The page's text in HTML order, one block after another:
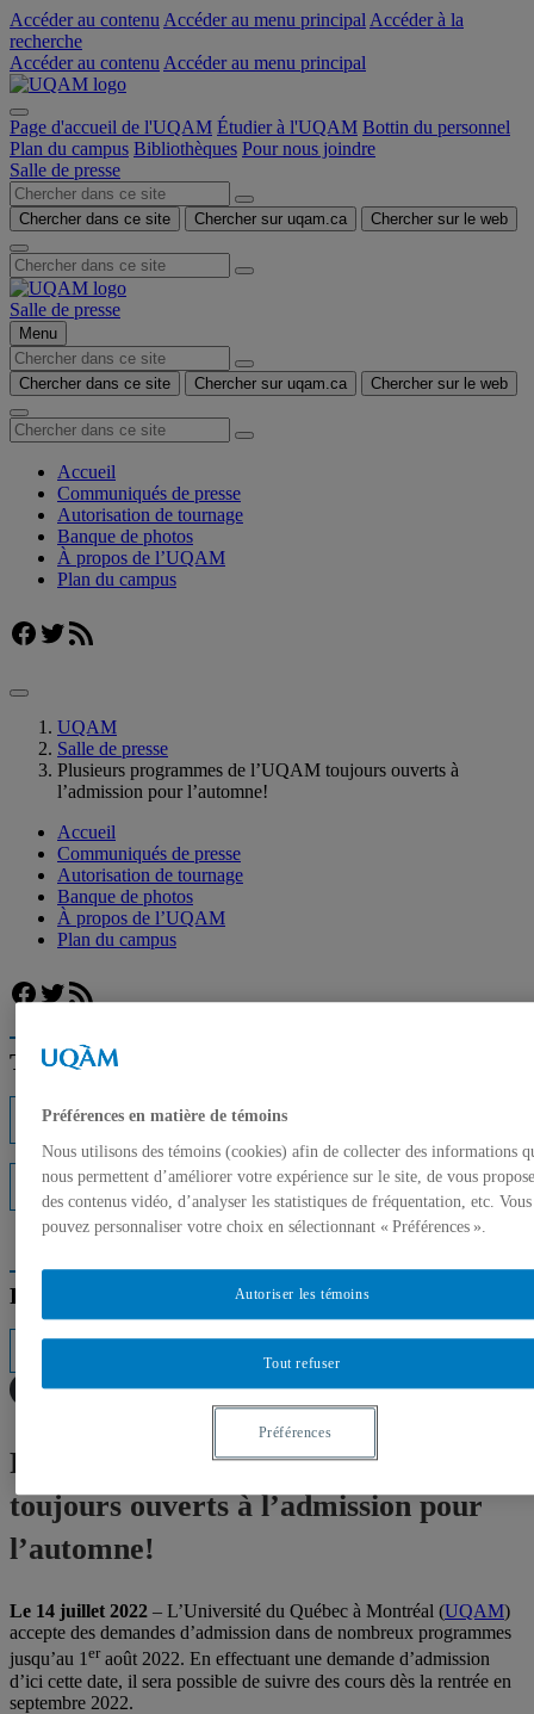
Accéder au contenu Accéder au menu principal Accéder à la
recherche
Accéder au contenu Accéder au menu principal
Page d'accueil de l'UQAM Étudier à l'UQAM Bottin du personnel
Plan du campus Bibliothèques Pour nous joindre
Salle de presse
Chercher dans ce site Chercher sur uqam.ca Chercher sur le web
Salle de presse
Menu
Chercher dans ce site Chercher sur uqam.ca Chercher sur le web
Accueil
Communiqués de presse
Autorisation de tournage
Banque de photos
À propos de l’UQAM
Plan du campus
Facebook
Twitter
Flux RSS
UQAM
Salle de presse
Plusieurs programmes de l’UQAM toujours ouverts à
l’admission pour l’automne!
Accueil
Communiqués de presse
Autorisation de tournage
Banque de photos
À propos de l’UQAM
Plan du campus
Facebook
Twitter
Flux RSS
Trouver un expert
Listes d'experts
Interventions médiatiques
Répertoire des professeurs
Plusieurs programmes de l’UQAM
toujours ouverts à l’admission pour
l’automne!
Le 14 juillet 2022 – L’Université du Québec à Montréal (UQAM)
accepte des demandes d’admission dans de nombreux programmes
jusqu’au 1er août 2022. En effectuant une demande d’admission
d’ici cette date, il sera possible de suivre des cours dès la rentrée en
septembre 2022.
Préférences en matière de témoins
Nous utilisons des témoins (cookies) afin de collecter des informations
nous permettent d’améliorer votre expérience sur le site, de vous
des contenus vidéo, d’analyser les statistiques de fréquentation, etc. Vous
pouvez personnaliser votre choix en sélectionnant « Préférences ».
Tout refuser
Autoriser les témoins
Préférences